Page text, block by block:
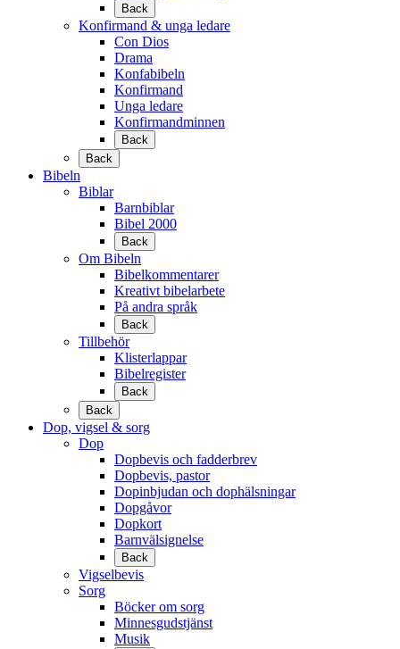
Back
Konfirmand & unga ledare
Con Dios
Drama
Konfabibeln
Konfirmand
Unga ledare
Konfirmandminnen
Back
Back
Bibeln
Biblar
Barnbiblar
Bibel 2000
Back
Om Bibeln
Bibelkommentarer
Kreativt bibelarbete
På andra språk
Back
Tillbehör
Klisterlappar
Bibelregister
Back
Back
Dop, vigsel & sorg
Dop
Dopbevis och fadderbrev
Dopbevis, pastor
Dopinbjudan och dophälsningar
Dopgåvor
Dopkort
Barnvälsignelse
Back
Vigselbevis
Sorg
Böcker om sorg
Minnesgudstjänst
Musik